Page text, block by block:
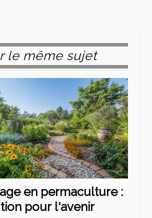
le même sujet
en permaculture :
pour l'avenir